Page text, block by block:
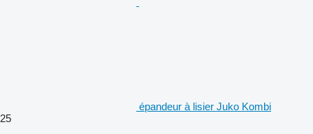
épandeur à lisier Juko Kombi
25